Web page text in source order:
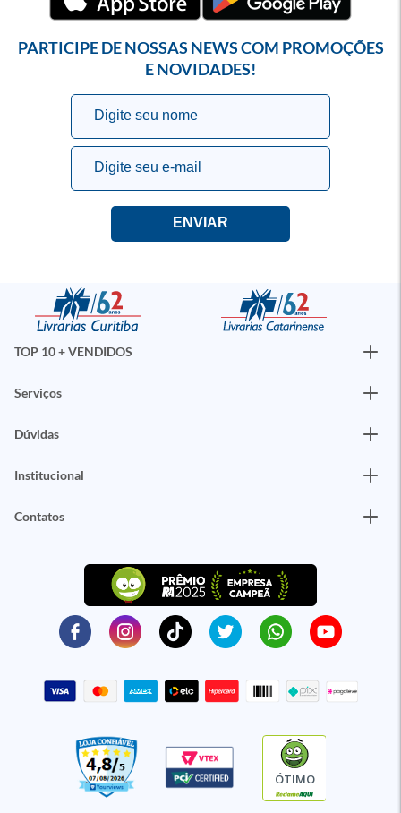
PARTICIPE DE NOSSAS NEWS COM PROMOÇÕES
E NOVIDADES!
TOP 10 + VENDIDOS
Serviços
Dúvidas
Institucional
Contatos
ÓTIMO